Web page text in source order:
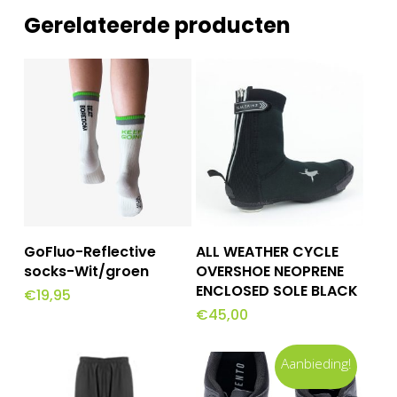
Gerelateerde producten
Opties Selecteren
product
heeft
variaties.
GoFluo-Reflective
socks-Wit/groen
€19,95
Opties Selecteren
product
heeft
meerdere
variaties.
Deze
ALL WEATHER CYCLE
OVERSHOE NEOPRENE
ENCLOSED SOLE BLACK
€45,00
Aanbieding!